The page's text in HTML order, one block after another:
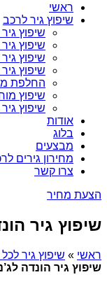
ראשי
שיפוץ גיר לרכב
שיפוץ
שיפוץ גיר DSG כפול מצמדים
שיפוץ
שיפוץ גיר
החלפת
שיפוץ
שיפוץ
אודות
בלוג
מבצעים
מחירון גירים
צרו קשר
הצעת מחיר
שיפוץ גיר
ראשי » שיפוץ גיר
שיפוץ גיר הונדה